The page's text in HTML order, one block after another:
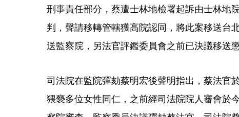
刑事責任部分，蔡遭士林地檢署起訴由士林地
判，聲請移轉管轄獲高院認同，將此案移送台
送監察院，另法官評鑑委員會之前已決議移送
司法院在監院彈劾蔡明宏後聲明指出，蔡法官
猥褻多位女性同仁，之前經司法院院人審會於